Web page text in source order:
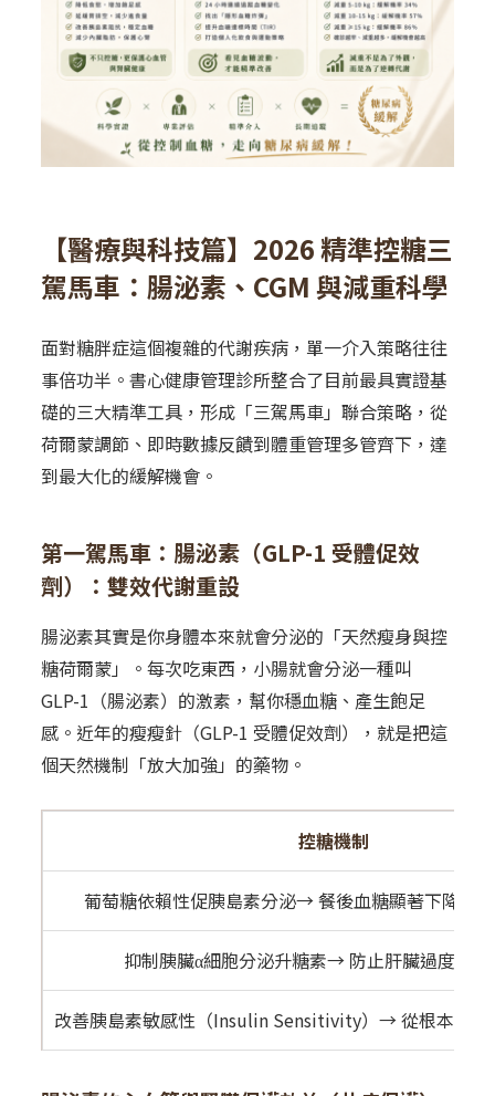
【醫療與科技篇】2026 精準控糖三
駕馬車：腸泌素、CGM 與減重科學
面對糖胖症這個複雜的代謝疾病，單一介入策略往往
事倍功半。書心健康管理診所整合了目前最具實證基
礎的三大精準工具，形成「三駕馬車」聯合策略，從
荷爾蒙調節、即時數據反饋到體重管理多管齊下，達
到最大化的緩解機會。
第一駕馬車：腸泌素（GLP-1 受體促效
劑）：雙效代謝重設
腸泌素其實是你身體本來就會分泌的「天然瘦身與控
糖荷爾蒙」。每次吃東西，小腸就會分泌一種叫
GLP-1（腸泌素）的激素，幫你穩血糖、產生飽足
感。近年的瘦瘦針（GLP-1 受體促效劑），就是把這
個天然機制「放大加強」的藥物。
控糖機制
葡萄糖依賴性促胰島素分泌→ 餐後血糖顯著下降，
抑制胰臟α細胞分泌升糖素→ 防止肝臟過度釋
改善胰島素敏感性（Insulin Sensitivity）→ 從根本打破